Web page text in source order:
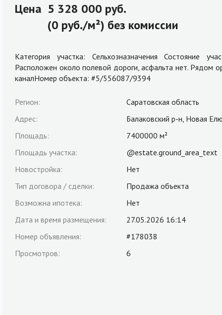
Цена 5 328 000 руб.
(0 руб./м²) без комиссии
Категория участка: Сельхозназначения Состояние
Расположен около полевой дороги, асфальта нет. Рядом
каналНомер объекта: #5/556087/9394
Регион:
Саратовская область
Адрес:
Балаковский р-н, Новая
Площадь:
7400000 м²
Площадь участка:
@estate.ground_area_text
Новостройка:
Нет
Тип договора / сделки:
Продажа объекта
Возможна ипотека:
Нет
Дата и время размещения:
27.05.2026 16:14
Номер объявления:
#178038
Просмотров:
6